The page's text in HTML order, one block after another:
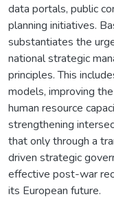
data portals, public
planning initiatives.
substantiates the
national strategic
principles. This
models, improving
human resource
strengthening
that only through a
driven strategic
effective post-war
its European future.